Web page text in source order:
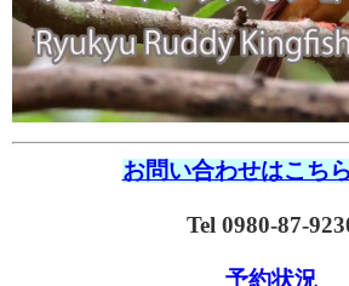
お問い合わせはこちら
Tel 0980-87-
予約状況